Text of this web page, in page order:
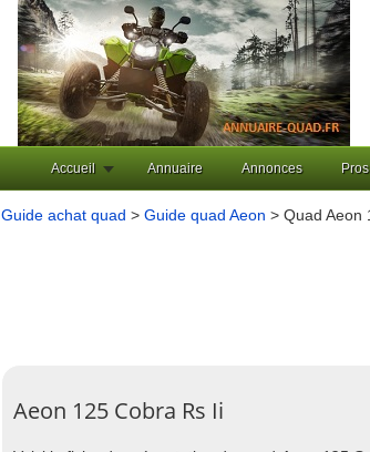
Accueil Annuaire Annonces Pros
Guide achat quad > Guide quad Aeon > Quad Aeon
Aeon 125 Cobra Rs Ii